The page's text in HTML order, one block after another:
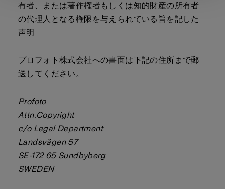
有者、または著作権者もしくは知的財産の所有者
の代理人となる権限を与えられている旨を記した
声明
プロフォト株式会社への書面は下記の住所まで郵
送してください。
Profoto
Attn.Copyright
c/o Legal Department
Landsvägen 57
SE-172 65 Sundbyberg
SWEDEN